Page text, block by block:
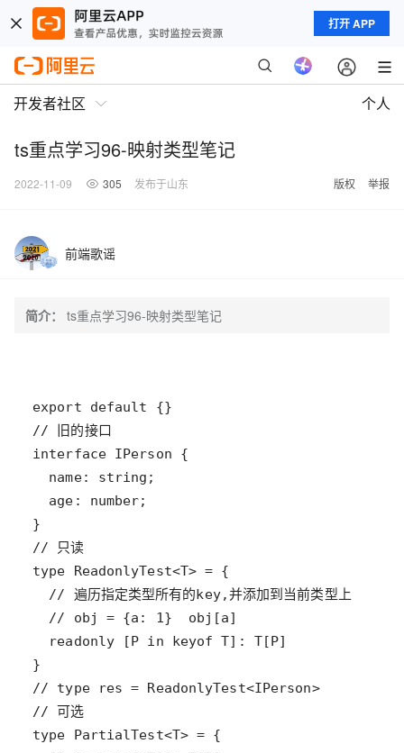
打开 APP
开发者社区 个人
ts重点学习96-映射类型笔记
2022-11-09 305 发布于山东 版权 举报
前端歌谣
简介： ts重点学习96-映射类型笔记
// type res = ReadonlyTest<IPerson>